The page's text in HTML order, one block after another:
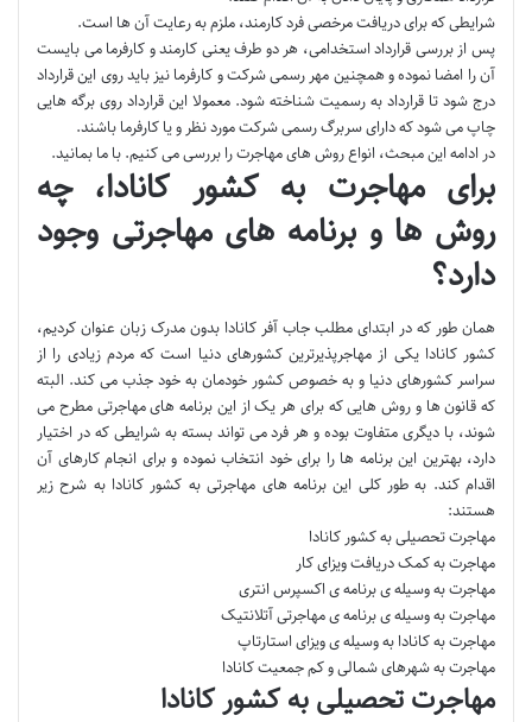
شرایطی که برای دریافت مرخصی فرد کارمند، ملزم به رعایت آن ها است.
پس از بررسی قرارداد استخدامی، هر دو طرف یعنی کارمند و کارفرما می بایست
آن را امضا نموده و همچنین مهر رسمی شرکت و کارفرما نیز باید روی این قرارداد
درج شود تا قرارداد به رسمیت شناخته شود. معمولا این قرارداد روی برگه هایی
چاپ می شود که دارای سربرگ رسمی شرکت مورد نظر و یا کارفرما باشند.
در ادامه این مبحث، انواع روش های مهاجرت را بررسی می کنیم. با ما بمانید.
برای مهاجرت به کشور کانادا، چه
روش ها و برنامه های مهاجرتی وجود
دارد؟
همان طور که در ابتدای مطلب جاب آفر کانادا بدون مدرک زبان‎ عنوان کردیم،
کشور کانادا یکی از مهاجرپذیرترین کشورهای دنیا است که مردم زیادی را از
سراسر کشورهای دنیا و به خصوص کشور خودمان به خود جذب می کند. البته
که قانون ها و روش هایی که برای هر یک از این برنامه های مهاجرتی مطرح می
شوند، با دیگری متفاوت بوده و هر فرد می تواند بسته به شرایطی که در اختیار
دارد، بهترین این برنامه ها را برای خود انتخاب نموده و برای انجام کارهای آن
اقدام کند. به طور کلی این برنامه های مهاجرتی به کشور کانادا به شرح زیر
هستند:
مهاجرت تحصیلی به کشور کانادا
مهاجرت به کمک دریافت ویزای کار
مهاجرت به وسیله ی برنامه ی اکسپرس انتری
مهاجرت به وسیله ی برنامه ی مهاجرتی آتلانتیک
مهاجرت به کانادا به وسیله ی ویزای استارتاپ
مهاجرت به شهرهای شمالی و کم جمعیت کانادا
مهاجرت تحصیلی به کشور کانادا